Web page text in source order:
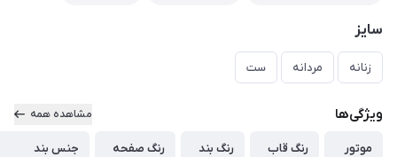
سایز
زنانه مردانه ست
ویژگی‌ها مشاهده همه
موتور
رنگ قاب
رنگ بند
رنگ صفحه
جنس بند